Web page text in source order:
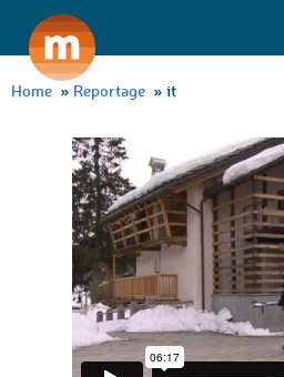
Home » Reportage » it